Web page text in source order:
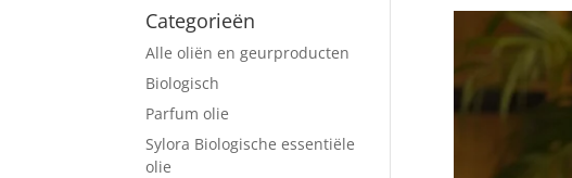
Categorieën
Alle oliën en geurproducten
Biologisch
Parfum olie
Sylora Biologische essentiële
olie